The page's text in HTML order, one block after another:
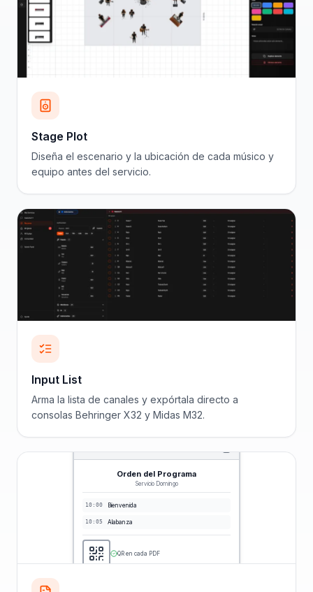
Stage Plot
Diseña el escenario y la ubicación de cada músico y
equipo antes del servicio.
Input List
Arma la lista de canales y expórtala directo a
consolas Behringer X32 y Midas M32.
Orden del Programa
Servicio Domingo
10:00 Bienvenida
10:05 Alabanza
QR en cada PDF